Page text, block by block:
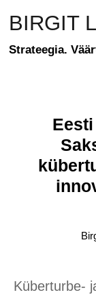
BIRGIT
Strateegia.
Küberturbe-